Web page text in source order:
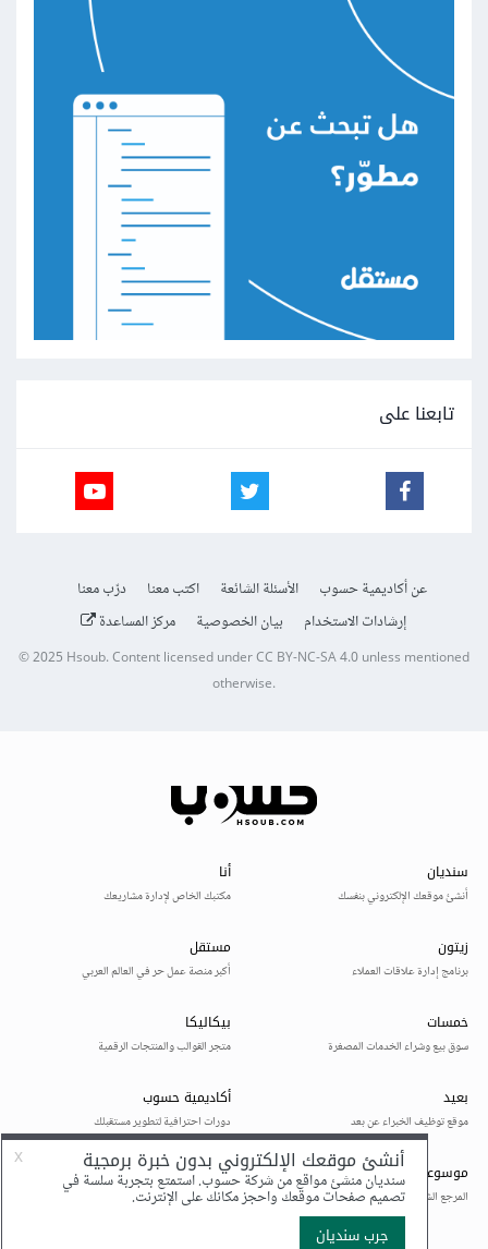
تابعنا على
عن أكاديمية حسوب الأسئلة الشائعة اكتب معنا
درّب معنا
إرشادات الاستخدام
بيان الخصوصية مركز المساعدة
© 2025Hsoub.Content licensed underCC BY-NC-SA 4.0unless mentioned
otherwise.